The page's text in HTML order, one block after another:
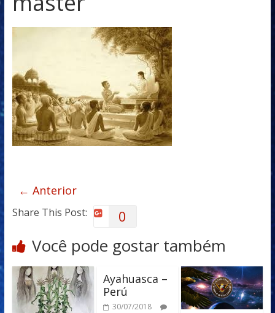
← Anterior
Share This Post: 0
Você pode gostar também
Ayahuasca –
Perú
30/07/2018